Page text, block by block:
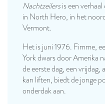
Nachtzeilersis een
in North Hero, in het
Vermont.
Het is juni 1976. Fimme,
York dwars door Amerika
de eerste dag, een vrijdag,
kan liften, biedt de jonge
onderdak aan.